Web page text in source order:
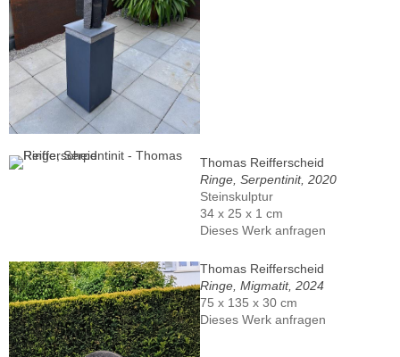
Thomas Reifferscheid
Ringe, Serpentinit, 2020
Steinskulptur
34 x 25 x 1 cm
Dieses Werk anfragen
Thomas Reifferscheid
Ringe, Migmatit, 2024
75 x 135 x 30 cm
Dieses Werk anfragen